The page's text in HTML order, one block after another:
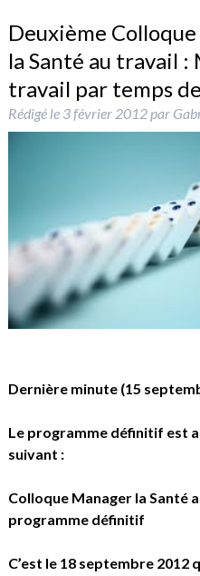
Deuxième
la Santé au travail :
travail par temps
Rédigé le 3 février 2012par
Dernière minute (15
Le programme définitif est
suivant :
Colloque Manager la Santé
programme définitif
C’est le 18 septembre 2012